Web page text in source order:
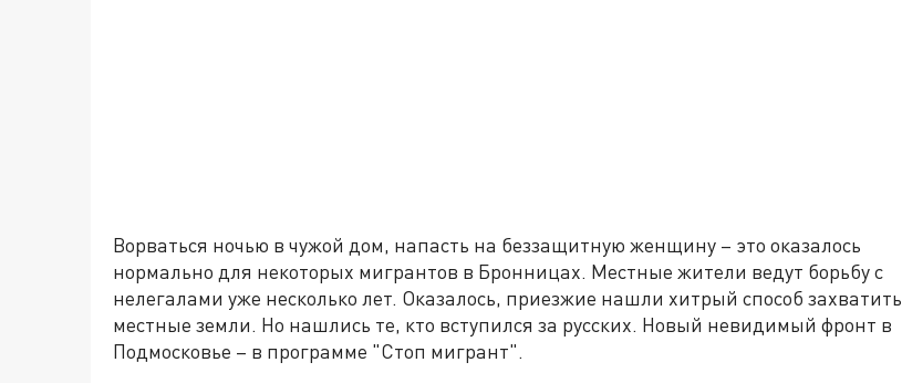
Ворваться ночью в чужой дом, напасть на беззащитную женщину – это оказалось
нормально для некоторых мигрантов в Бронницах. Местные жители ведут борьбу с
нелегалами уже несколько лет. Оказалось, приезжие нашли хитрый способ захватить
местные земли. Но нашлись те, кто вступился за русских. Новый невидимый фронт в
Подмосковье – в программе "Стоп мигрант".